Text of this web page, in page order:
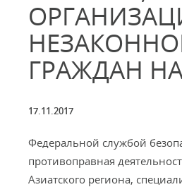
ГРАЖДАН
17.11.2017
Федеральной службой
противоправная
Азиатского региона,